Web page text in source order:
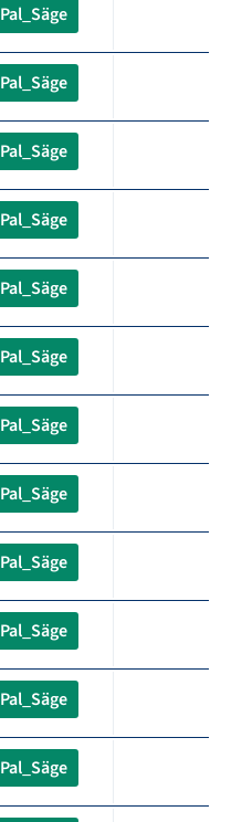
Pal_Säge
Pal_Säge
Pal_Säge
Pal_Säge
Pal_Säge
Pal_Säge
Pal_Säge
Pal_Säge
Pal_Säge
Pal_Säge
Pal_Säge
Pal_Säge